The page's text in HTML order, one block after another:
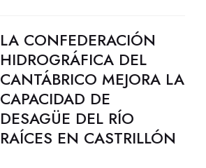
LA CONFEDERACIÓN
HIDROGRÁFICA DEL
CANTÁBRICO MEJORA LA
CAPACIDAD DE
DESAGÜE DEL RÍO
RAÍCES EN CASTRILLÓN